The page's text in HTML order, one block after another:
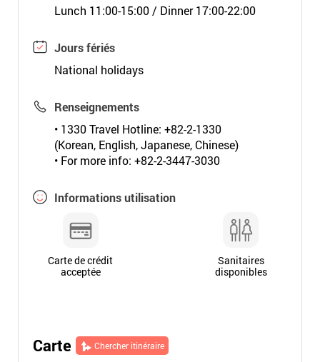
Lunch 11:00-15:00 / Dinner 17:00-22:00
Jours fériés
National holidays
Renseignements
• 1330 Travel Hotline: +82-2-1330
(Korean, English, Japanese, Chinese)
• For more info: +82-2-3447-3030
Informations utilisation
Carte de crédit
acceptée
Sanitaires
disponibles
Carte Chercher itinéraire